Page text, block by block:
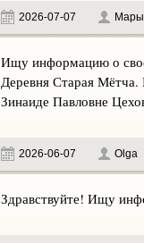
2026-07-07
Ищу информацию о
Деревня Старая
Зинаиде Павловне
2026-06-07 Olga
Здравствуйте! Ищу